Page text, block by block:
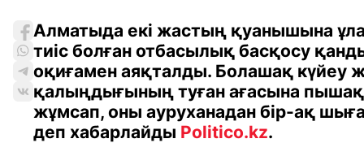
Алматыда екі жастың қуанышына
тиіс болған отбасылық басқосу
оқиғамен аяқталды. Болашақ күйеу
қалыңдығының туған ағасына пышақ
жұмсап, оны ауруханадан бір-ақ
деп хабарлайды Politico.kz.